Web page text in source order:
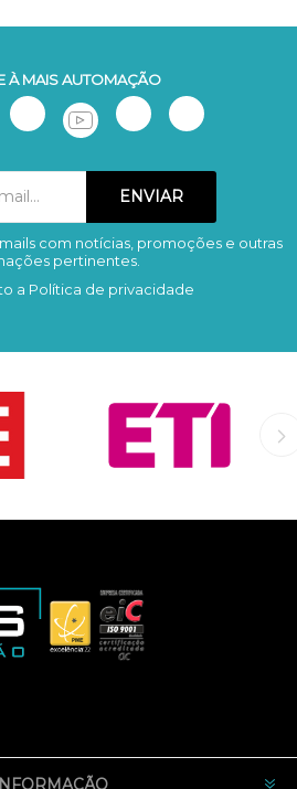
À MAIS AUTOMAÇÃO
Remover
com notícias, promoções e outras
pertinentes.
a Política de privacidade